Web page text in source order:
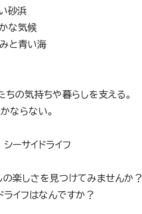
砂浜
な気候
と青い海
ちの気持ちや暮らしを支える。
ならない。
ーサイドライフ
の楽しさを見つけてみませんか？
ライフはなんですか？